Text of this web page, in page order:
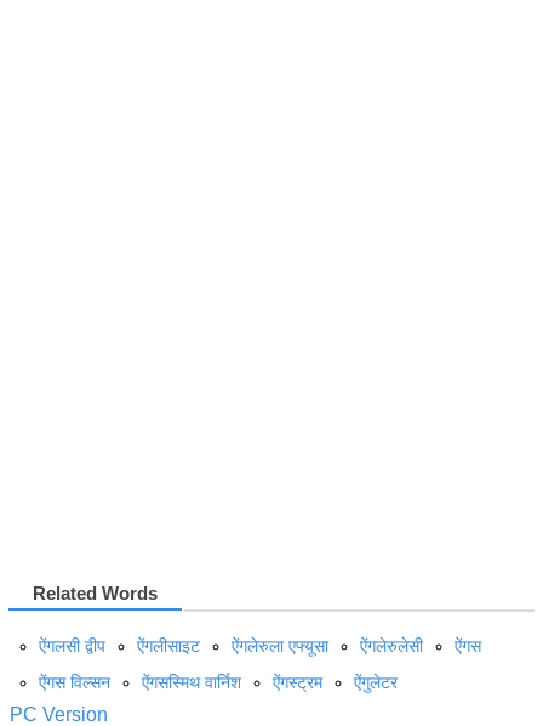
Related Words
ऐंगलसी द्वीप ऐंगलीसाइट ऐंगलेरुला एफ्यूसा ऐंगलेरुलेसी
ऐंगस
ऐंगस विल्सन
ऐंगसस्मिथ वार्निश ऐंगस्ट्रम ऐंगुलेटर
PC Version